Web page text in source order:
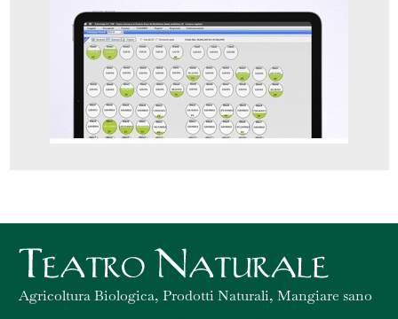
Agricoltura Biologica, Prodotti Naturali, Mangiare sano